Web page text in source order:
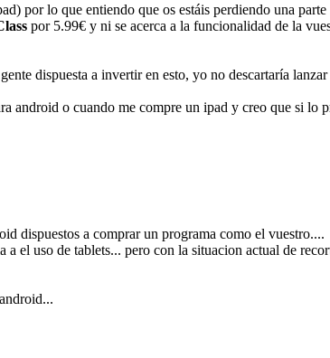
por lo que entiendo que os estáis perdiendo una
por 5.99€ y ni se acerca a la funcionalidad de la
dispuesta a invertir en esto, yo no descartaría
android o cuando me compre un ipad y creo que si lo
dispuestos a comprar un programa como el vuestro....
el uso de tablets... pero con la situacion actual de